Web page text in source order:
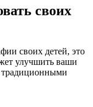
своих
своих детей, это
улучшить ваши